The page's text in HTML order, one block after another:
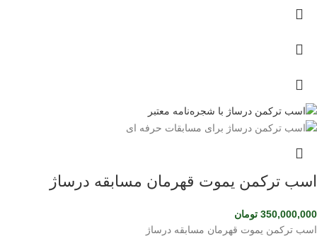
اسب ترکمن یموت قهرمان مسابقه درساژ
350,000,000 تومان
اسب ترکمن یموت قهرمان مسابقه درساژ